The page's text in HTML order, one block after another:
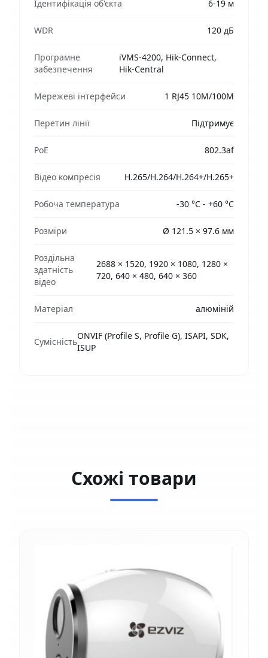
Ідентифікація об'єкта 6-19 м
WDR 120 дБ
Програмне
забезпечення
iVMS-4200, Hik-Connect,
Hik-Central
Мережеві інтерфейси 1 RJ45 10M/100M
Перетин лінії Підтримує
PoE 802.3af
Відео компресія H.265/H.264/H.264+/H.265+
Робоча температура -30 °C - +60 °C
Розміри Ø 121.5 × 97.6 мм
Роздільна
здатність
відео
2688 × 1520, 1920 × 1080, 1280 ×
720, 640 × 480, 640 × 360
Матеріал алюміній
Сумісність
ONVIF (Profile S, Profile G), ISAPI, SDK,
ISUP
Схожі товари